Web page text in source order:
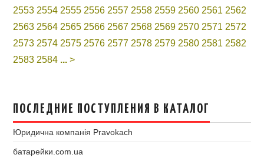
2553 2554 2555 2556 2557 2558 2559 2560 2561 2562
2563 2564 2565 2566 2567 2568 2569 2570 2571 2572
2573 2574 2575 2576 2577 2578 2579 2580 2581 2582
2583 2584 ... >
ПОСЛЕДНИЕ ПОСТУПЛЕНИЯ В КАТАЛОГ
Юридична компанія Pravokach
батарейки.com.ua